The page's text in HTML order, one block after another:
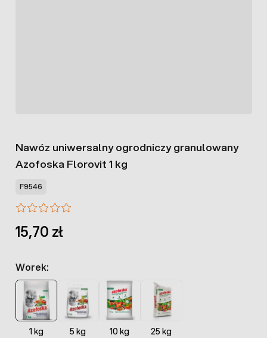
Nawóz uniwersalny ogrodniczy granulowany
Azofoska Florovit 1 kg
F9546
15,70 zł
Worek:
1 kg 5 kg 10 kg 25 kg